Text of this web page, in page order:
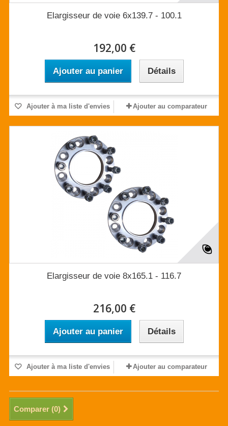
Elargisseur de voie 6x139.7 - 100.1
192,00 €
Ajouter au panier Détails
Ajouter à ma liste d'envies Ajouter au comparateur
Elargisseur de voie 8x165.1 - 116.7
216,00 €
Ajouter au panier Détails
Ajouter à ma liste d'envies Ajouter au comparateur
Comparer (0)